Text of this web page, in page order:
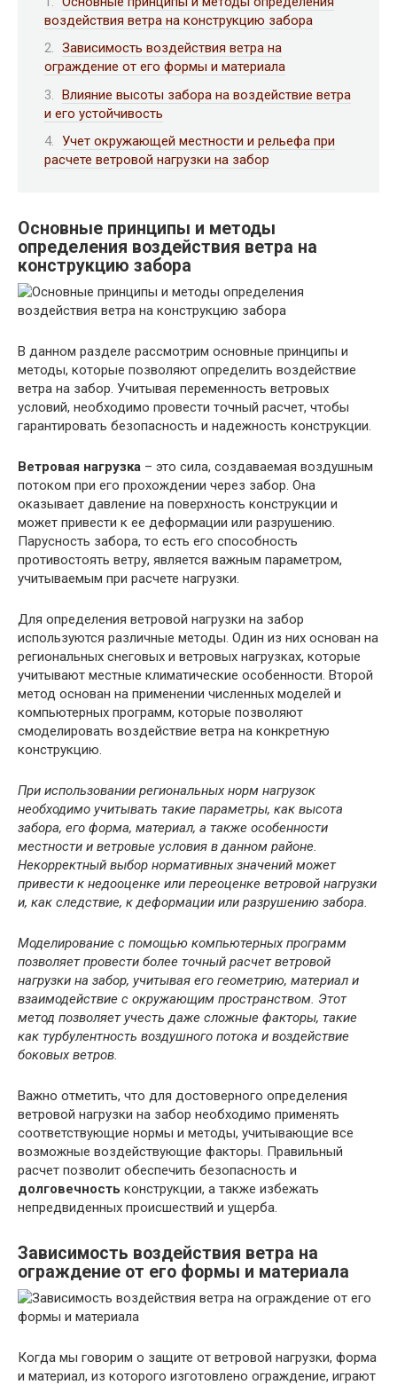
воздействия ветра на конструкцию забора
Зависимость воздействия ветра на
ограждение от его формы и материала
Влияние высоты забора на воздействие ветра
и его устойчивость
Учет окружающей местности и рельефа при
расчете ветровой нагрузки на забор
Основные принципы и методы
определения воздействия ветра на
конструкцию забора
В данном разделе рассмотрим основные принципы и
методы, которые позволяют определить воздействие
ветра на забор. Учитывая переменность ветровых
условий, необходимо провести точный расчет, чтобы
гарантировать безопасность и надежность конструкции.
Ветровая нагрузка – это сила, создаваемая воздушным
потоком при его прохождении через забор. Она
оказывает давление на поверхность конструкции и
может привести к ее деформации или разрушению.
Парусность забора, то есть его способность
противостоять ветру, является важным параметром,
учитываемым при расчете нагрузки.
Для определения ветровой нагрузки на забор
используются различные методы. Один из них основан на
региональных снеговых и ветровых нагрузках, которые
учитывают местные климатические особенности. Второй
метод основан на применении численных моделей и
компьютерных программ, которые позволяют
смоделировать воздействие ветра на конкретную
конструкцию.
При использовании региональных норм нагрузок
необходимо учитывать такие параметры, как высота
забора, его форма, материал, а также особенности
местности и ветровые условия в данном районе.
Некорректный выбор нормативных значений может
привести к недооценке или переоценке ветровой нагрузки
и, как следствие, к деформации или разрушению забора.
Моделирование с помощью компьютерных программ
позволяет провести более точный расчет ветровой
нагрузки на забор, учитывая его геометрию, материал и
взаимодействие с окружающим пространством. Этот
метод позволяет учесть даже сложные факторы, такие
как турбулентность воздушного потока и воздействие
боковых ветров.
Важно отметить, что для достоверного определения
ветровой нагрузки на забор необходимо применять
соответствующие нормы и методы, учитывающие все
возможные воздействующие факторы. Правильный
расчет позволит обеспечить безопасность и
долговечность конструкции, а также избежать
непредвиденных происшествий и ущерба.
Зависимость воздействия ветра на
ограждение от его формы и материала
Когда мы говорим о защите от ветровой нагрузки, форма
и материал, из которого изготовлено ограждение, играют